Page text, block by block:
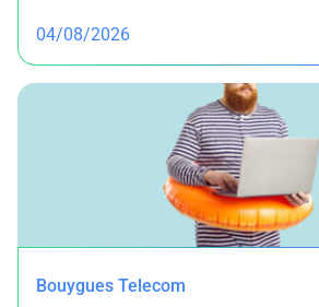
04/08/2026
Bouygues Telecom